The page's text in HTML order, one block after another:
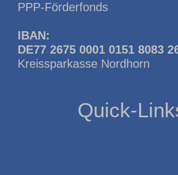
PPP-Förderfonds
IBAN:
DE77 2675 0001 0151 8083
Kreissparkasse Nordhorn
Quick-